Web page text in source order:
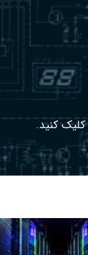
کلیک کنید.